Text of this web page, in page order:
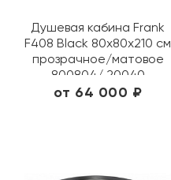
Душевая кабина Frank
F408 Black 80х80х210 см
прозрачное/матовое
800804/ 20040
от 64 000 ₽